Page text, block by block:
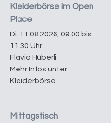
Kleiderbörse im Open
Place
Di. 11.08.2026, 09.00 bis
11.30 Uhr
Flavia Hüberli
Mehr Infos unter
Kleiderbörse
Mittagstisch